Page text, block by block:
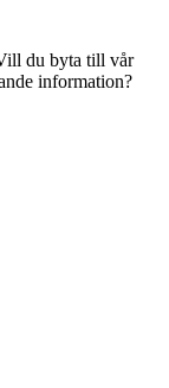
du byta till vår
information?